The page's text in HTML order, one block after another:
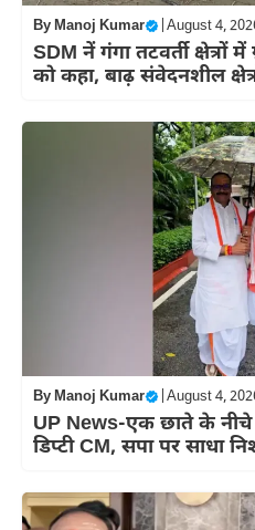
ByManoj Kumar August 4,
SDM नें गंगा तटवर्ती क्षेत्रों
को कहा, बाढ़ संवेदनशील
ByManoj Kumar August 4,
UP News-एक छाते के
डिप्टी CM, सपा पर साधा